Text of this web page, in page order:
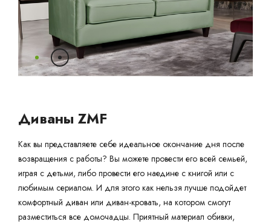
ГДЕ КУПИТЬ
Ваш город: Гомель Брест Гродно
Могилев
Сморгонь
Диваны ZMF
Как вы представляете себе идеальное окончание дня после
возвращения с работы? Вы можете провести его всей семьей,
играя с детьми, либо провести его наедине с книгой или с
любимым сериалом. И для этого как нельзя лучше подойдет
комфортный диван или диван-кровать, на котором смогут
разместиться все домочадцы. Приятный материал обивки,